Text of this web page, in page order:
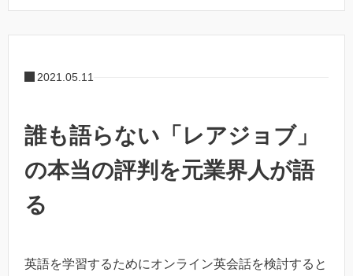
2021.05.11
誰も語らない「レアジョブ」
の本当の評判を元業界人が語
る
英語を学習するためにオンライン英会話を検討すると